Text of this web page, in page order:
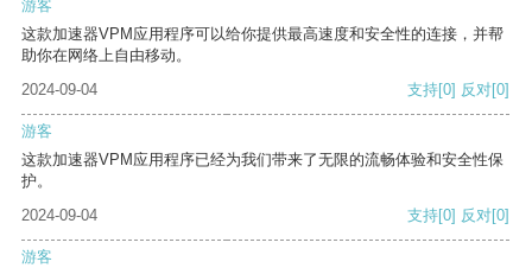
游客
这款加速器VPM应用程序可以给你提供最高速度和安全性的连接，并帮
助你在网络上自由移动。
2024-09-04
支持[0] 反对[0]
游客
这款加速器VPM应用程序已经为我们带来了无限的流畅体验和安全性保
护。
2024-09-04
支持[0] 反对[0]
游客